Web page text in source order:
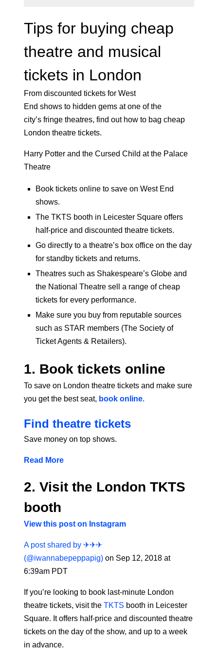
Tips for buying cheap
theatre and musical
tickets in London
From discounted tickets for West
End shows to hidden gems at one of the
city’s fringe theatres, find out how to bag cheap
London theatre tickets.
Harry Potter and the Cursed Child at the Palace
Theatre
Book tickets online to save on West End
shows.
The TKTS booth in Leicester Square offers
half-price and discounted theatre tickets.
Go directly to a theatre’s box office on the day
for standby tickets and returns.
Theatres such as Shakespeare’s Globe and
the National Theatre sell a range of cheap
tickets for every performance.
Make sure you buy from reputable sources
such as STAR members (The Society of
Ticket Agents & Retailers).
1. Book tickets online
To save on London theatre tickets and make sure
you get the best seat, book online.
Find theatre tickets
Save money on top shows.
Read More
2. Visit the London TKTS
booth
View this post on Instagram
A post shared by ✈︎✈︎✈︎
(@iwannabepeppapig) on Sep 12, 2018 at
6:39am PDT
If you’re looking to book last-minute London
theatre tickets, visit the TKTS booth in Leicester
Square. It offers half-price and discounted theatre
tickets on the day of the show, and up to a week
in advance.